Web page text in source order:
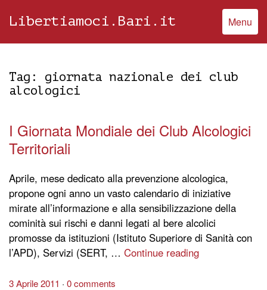
Libertiamoci.Bari.it Menu
Tag: giornata nazionale dei club
alcologici
I Giornata Mondiale dei Club Alcologici
Territoriali
Aprile, mese dedicato alla prevenzione alcologica,
propone ogni anno un vasto calendario di iniziative
mirate all’informazione e alla sensibilizzazione della
cominità sui rischi e danni legati al bere alcolici
promosse da istituzioni (Istituto Superiore di Sanità con
l’APD), Servizi (SERT, … Continue reading
3 Aprile 2011 0 comments